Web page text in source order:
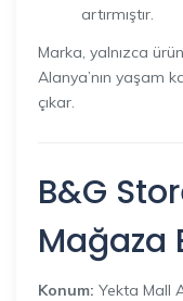
artırmıştır.
Marka, yalnızca
Alanya’nın yaşam
çıkar.
B&G
Mağaza
Konum: Yekta Mall